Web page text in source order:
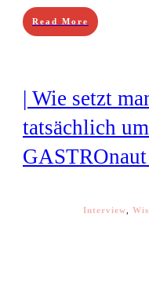
Read More
| Wie setzt
tatsächlich
Interview